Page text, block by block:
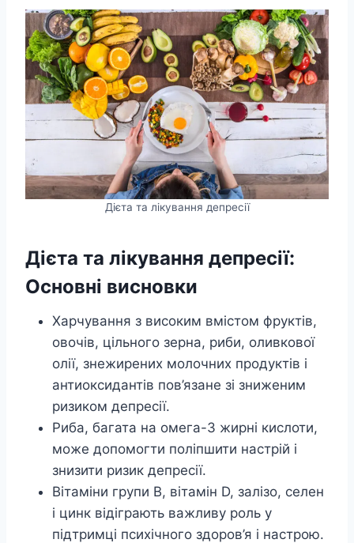
Дієта та лікування депресії
Дієта та лікування депресії:
Основні висновки
Харчування з високим вмістом фруктів,
овочів, цільного зерна, риби, оливкової
олії, знежирених молочних продуктів і
антиоксидантів пов’язане зі зниженим
ризиком депресії.
Риба, багата на омега-3 жирні кислоти,
може допомогти поліпшити настрій і
знизити ризик депресії.
Вітаміни групи В, вітамін D, залізо, селен
і цинк відіграють важливу роль у
підтримці психічного здоров’я і настрою.